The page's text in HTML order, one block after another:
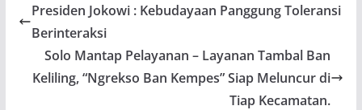
Presiden Jokowi : Kebudayaan Panggung Toleransi
Berinteraksi
Solo Mantap Pelayanan – Layanan Tambal Ban
Keliling, “Ngrekso Ban Kempes” Siap Meluncur di
Tiap Kecamatan.